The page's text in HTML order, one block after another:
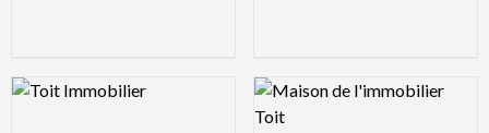
Logo Preview Image Logo Preview Image